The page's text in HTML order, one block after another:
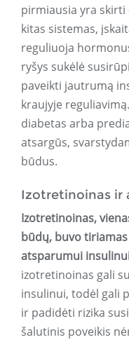
pirmiausia yra skirti
kitas sistemas,
reguliuoja
ryšys sukėlė
paveikti jautrumą
kraujyje
diabetas arba
atsargūs,
būdus.
Izotretinoinas ir
Izotretinoinas,
būdų, buvo
atsparumui
izotretinoinas gali
insulinui, todėl gali
ir padidėti rizika
šalutinis poveikis